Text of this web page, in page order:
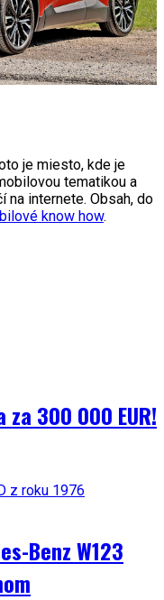
je miesto, kde je
tematikou a
na internete. Obsah, do
know how.
za 300 000 EUR!
Benz W123